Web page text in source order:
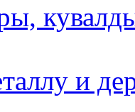
и